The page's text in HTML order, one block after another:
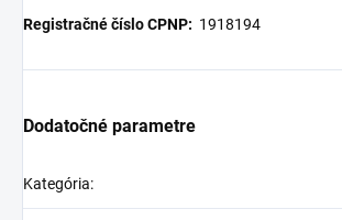
Registračné číslo CPNP: 1918194
Dodatočné parametre
Kategória: